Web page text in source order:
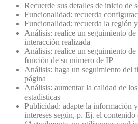
Recuerde sus detalles de inicio de
Funcionalidad: recuerda
Funcionalidad: recuerda la región
Análisis: realice un seguimiento
interacción realizada
Análisis: realice un seguimiento
función de su número de IP
Análisis: haga un seguimiento del
página
Análisis: aumentar la calidad de
estadísticas
Publicidad: adapte la información
intereses según, p. Ej. el contenido